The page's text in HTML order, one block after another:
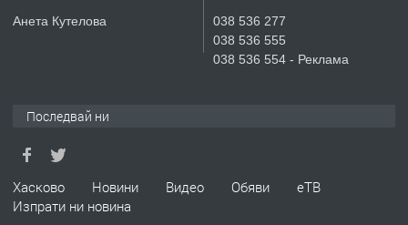
№4119 Едностаен обзаведен
Анета Кутелова
038 536 277
038 536 555
038 536 554 - Реклама
Последвай ни
Хасково Новини Видео Обяви
еТВ
Изпрати ни новина